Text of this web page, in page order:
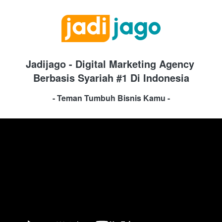
Jadijago - Digital Marketing Agency
Berbasis Syariah #1 Di Indonesia
- Teman Tumbuh Bisnis Kamu -